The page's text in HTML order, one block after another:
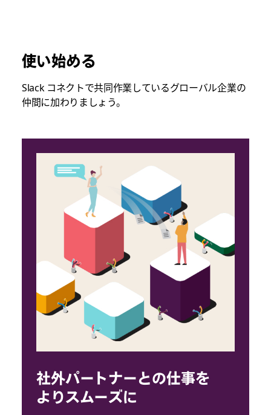
使い始める
Slack コネクトで共同作業しているグローバル企業の
仲間に加わりましょう。
社外パートナーとの仕事を
よりスムーズに